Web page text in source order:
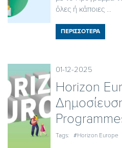
όλες ή κάποιες ...
ΠΕΡΙΣΣΟΤΕΡΑ
01-12-2025
Horizon
Tags: #Horizon Europe